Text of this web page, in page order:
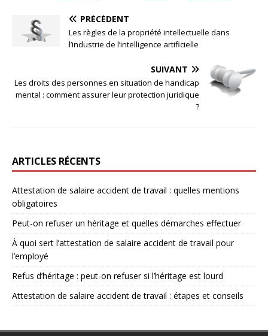
PRÉCÉDENT
Les règles de la propriété intellectuelle dans
l’industrie de l’intelligence artificielle
SUIVANT
Les droits des personnes en situation de handicap
mental : comment assurer leur protection juridique
?
ARTICLES RÉCENTS
Attestation de salaire accident de travail : quelles mentions
obligatoires
Peut-on refuser un héritage et quelles démarches effectuer
À quoi sert l’attestation de salaire accident de travail pour
l’employé
Refus d’héritage : peut-on refuser si l’héritage est lourd
Attestation de salaire accident de travail : étapes et conseils